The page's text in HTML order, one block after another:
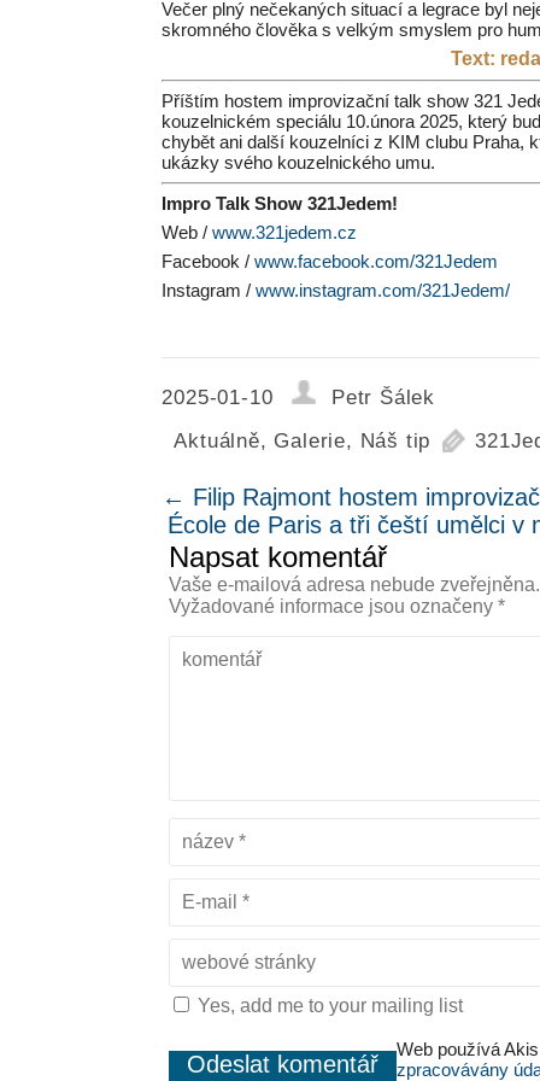
Večer plný nečekaných situací a legrace byl
skromného člověka s velkým smyslem pro
Text:
Příštím hostem improvizační talk show 321
kouzelnickém speciálu 10.února 2025, který
chybět ani další kouzelníci z KIM clubu Praha,
ukázky svého kouzelnického umu.
Impro Talk Show 321Jedem!
Web /www.321jedem.cz
Facebook /www.facebook.com/321Jedem
Instagram /www.instagram.com/321Jedem/
2025-01-10
Petr Šálek
Aktuálně, Galerie, Náš tip
← Filip Rajmont hostem
École de Paris a tři čeští umělci v
Napsat komentář
Vaše e-mailová adresa nebude zveřejněna.
Vyžadované informace jsou označeny*
Yes, add me to your mailing list
Web používá
zpracovávány